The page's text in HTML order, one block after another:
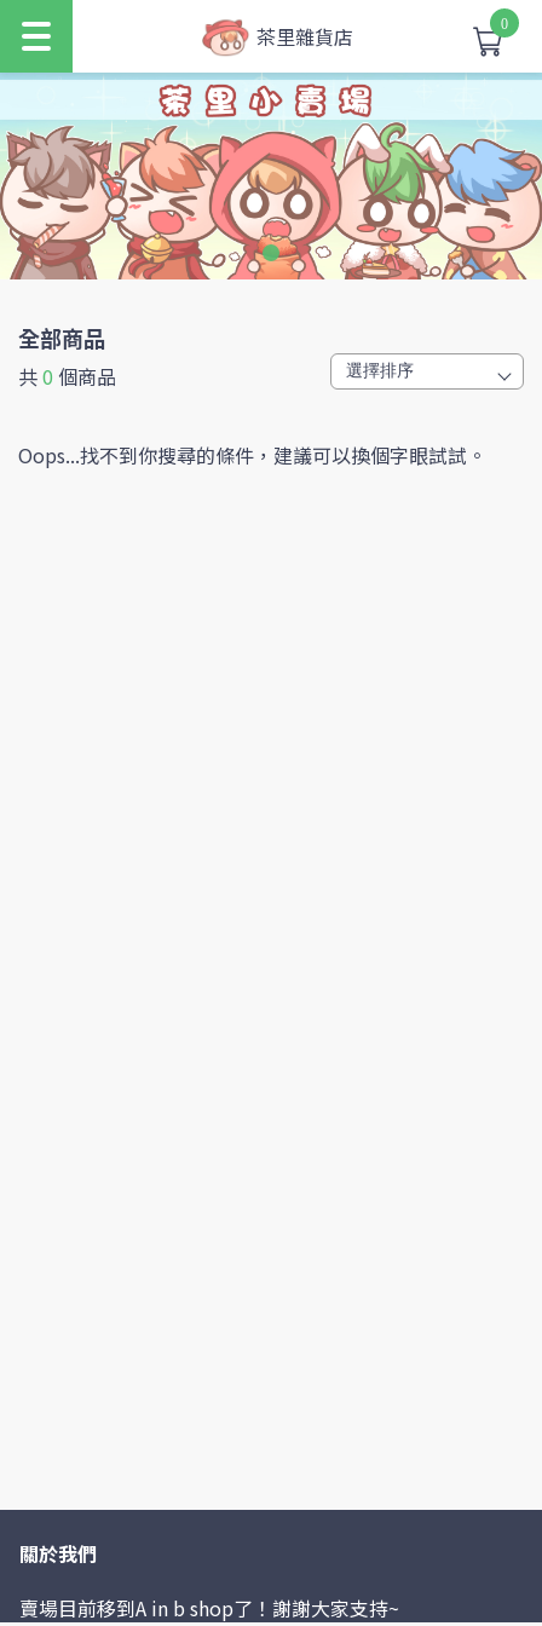
茶里雜貨店 0
全部商品
共0 個商品
Oops...找不到你搜尋的條件，建議可以換個字眼試試。
關於我們
賣場目前移到A in b shop了！謝謝大家支持~